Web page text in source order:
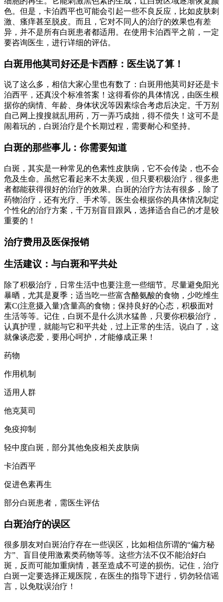
色。但是，卡泊西平也可能会引起一些不良反应，比如皮肤刺
激、瘙痒甚至脱皮。而且，它对不同人的治疗的效果也有差
异，并不是所有白斑患者都适用。在使用卡泊西平之前，一定
要咨询医生，进行详细的评估。
白斑用他莫司好还是卡西醇：医生说了算！
说了这么多，相信大家心里也有数了：白斑用他莫司好还是卡
泊西平，还真没个标准答案！这得看你的具体情况，由医生根
据你的病情、年龄、身体状况等因素综合考虑后决定。千万别
自己网上搜搜就乱用药，万一弄巧成拙，得不偿失！这可不是
闹着玩的，白斑治疗是个长期过程，需要耐心和坚持。
白斑的那些事儿：你需要知道
白斑，其实是一种常见的色素性皮肤病，它不会传染，也不会
危及生命。虽然它看起来不太美观，但只要积极治疗，很多患
者都能获得很好的治疗的效果。白斑的治疗方法有很多，除了
药物治疗，还有光疗、手术等。医生会根据你的具体情况制定
个性化的治疗方案，千万别盲目跟风，选择适合自己的才是较
重要的！
治疗费用及医保报销
生活建议：与白斑和平共处
除了积极治疗，日常生活中也要注意一些细节。尽量避免阳光
暴晒，尤其是夏季；适当吃一些富含酪氨酸的食物，少吃维生
素C(注意摄入量)含量高的食物；保持良好的心态，积极面对
生活等等。记住，白斑不是什么洪水猛兽，只要你积极治疗，
认真护理，就能与它和平共处，过上正常的生活。说白了，这
就像谈恋爱，要用心呵护，才能修成正果！
药物
作用机制
适用人群
他克莫司
免疫抑制
轻中度白斑，部分其他免疫相关皮肤病
卡泊西平
促进色素再生
部分白斑患者，需医生评估
白斑治疗的误区
很多朋友对白斑治疗存在一些误区，比如相信所谓的“偏方秘
方”、盲目使用激素类药物等等。这些方法不仅不能治好白
斑，反而可能加重病情，甚至造成不可逆的损伤。记住，治疗
白斑一定要选择正规医院，在医生的指导下进行，切勿轻信谣
言，以免耽误治疗！